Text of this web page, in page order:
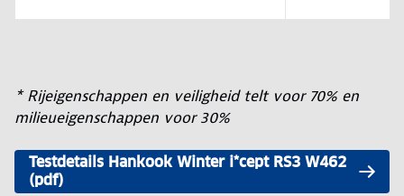
* Rijeigenschappen en veiligheid telt voor 70% en
milieueigenschappen voor 30%
Testdetails Hankook Winter i*cept RS3 W462
(pdf)